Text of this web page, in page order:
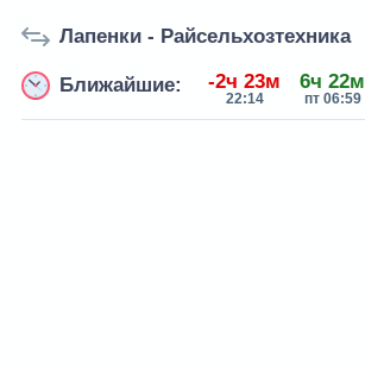
Лапенки - Райсельхозтехника
Ближайшие: -2ч 23м
22:14
6ч 22м
пт 06:59